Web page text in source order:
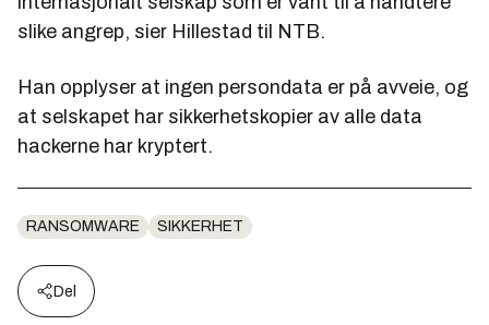
slike angrep, sier Hillestad til NTB.
Han opplyser at ingen persondata er på avveie, og
at selskapet har sikkerhetskopier av alle data
hackerne har kryptert.
RANSOMWARE SIKKERHET
Del